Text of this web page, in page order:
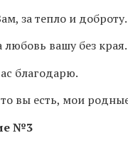
за тепло и доброту.
любовь вашу без края.
благодарю.
вы есть, мои
№3